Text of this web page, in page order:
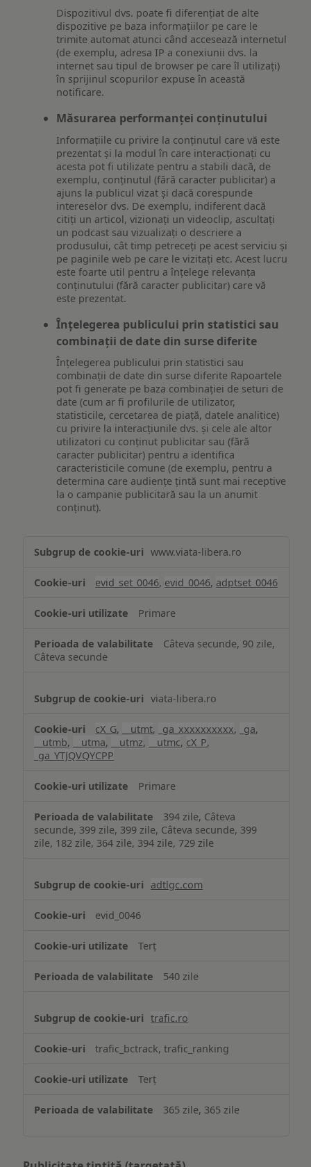
Dispozitivul dvs. poate fi diferențiat de alte
dispozitive pe baza informațiilor pe care le
trimite automat atunci când accesează internetul
(de exemplu, adresa IP a conexiunii dvs. la
internet sau tipul de browser pe care îl utilizați)
în sprijinul scopurilor expuse în această
notificare.
Măsurarea performanței conținutului
Informațiile cu privire la conținutul care vă este
prezentat și la modul în care interacționați cu
acesta pot fi utilizate pentru a stabili dacă, de
exemplu, conținutul (fără caracter publicitar) a
ajuns la publicul vizat și dacă corespunde
intereselor dvs. De exemplu, indiferent dacă
citiți un articol, vizionați un videoclip, ascultați
un podcast sau vizualizați o descriere a
produsului, cât timp petreceți pe acest serviciu și
pe paginile web pe care le vizitați etc. Acest lucru
este foarte util pentru a înțelege relevanța
conținutului (fără caracter publicitar) care vă
este prezentat.
Înțelegerea publicului prin statistici sau
combinații de date din surse diferite
Înțelegerea publicului prin statistici sau
combinații de date din surse diferite Rapoartele
pot fi generate pe baza combinației de seturi de
date (cum ar fi profilurile de utilizator,
statisticile, cercetarea de piață, datele analitice)
cu privire la interacțiunile dvs. și cele ale altor
utilizatori cu conținut publicitar sau (fără
caracter publicitar) pentru a identifica
caracteristicile comune (de exemplu, pentru a
determina care audiențe țintă sunt mai receptive
la o campanie publicitară sau la un anumit
conținut).
www.viata-libera.ro
evid_set_0046, evid_0046, adptset_0046
Primare
Câteva secunde, 90 zile,
Câteva secunde
viata-libera.ro
cX_G, __utmt, _ga_xxxxxxxxxx, _ga,
__utmb, __utma, __utmz, __utmc, cX_P,
_ga_YTJQVQYCPP
Primare
394 zile, Câteva
secunde, 399 zile, 399 zile, Câteva secunde, 399
zile, 182 zile, 364 zile, 394 zile, 729 zile
adtlgc.com
evid_0046
Terț
540 zile
trafic.ro
trafic_bctrack, trafic_ranking
Terț
365 zile, 365 zile